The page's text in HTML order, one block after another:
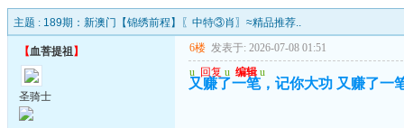
主题 : 189期：新澳门【锦绣前程】〖中特③肖〗≈精品推荐..
【血菩提祖 】
圣骑士
6楼 发表于: 2026-07-08 01:51
u 回复 u 编辑 u
又赚了一笔，记你大功 又赚了一